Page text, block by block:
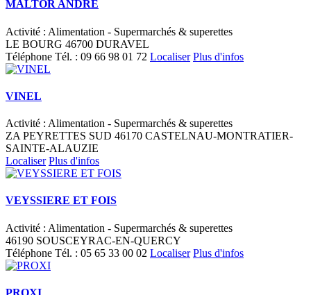
MALTOR ANDRE
Activité : Alimentation - Supermarchés & superettes
LE BOURG 46700 DURAVEL
Téléphone Tél. : 09 66 98 01 72 Localiser Plus d'infos
VINEL
Activité : Alimentation - Supermarchés & superettes
ZA PEYRETTES SUD 46170 CASTELNAU-MONTRATIER-
SAINTE-ALAUZIE
Localiser Plus d'infos
VEYSSIERE ET FOIS
Activité : Alimentation - Supermarchés & superettes
46190 SOUSCEYRAC-EN-QUERCY
Téléphone Tél. : 05 65 33 00 02 Localiser Plus d'infos
PROXI